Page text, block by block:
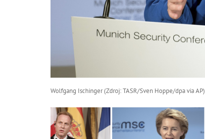
Wolfgang Ischinger (Zdroj: TASR/Sven Hoppe/dpa via AP)